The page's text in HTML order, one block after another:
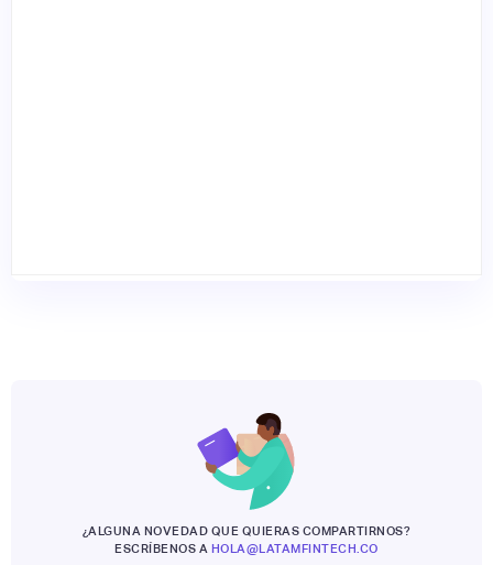
¿ALGUNA NOVEDAD QUE QUIERAS COMPARTIRNOS?
ESCRÍBENOS A HOLA@LATAMFINTECH.CO